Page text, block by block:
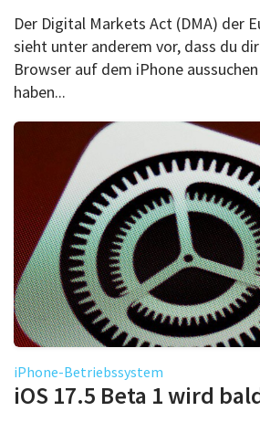
Mac Life+
Der Digital Markets Act (DMA) der
sieht unter anderem vor, dass du
Browser auf dem iPhone
haben...
iPhone-Betriebssystem
iOS 17.5 Beta 1 wird